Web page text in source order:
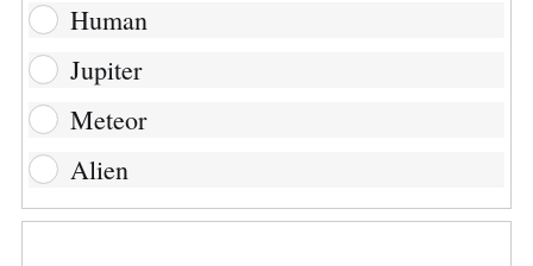
Human
Jupiter
Meteor
Alien